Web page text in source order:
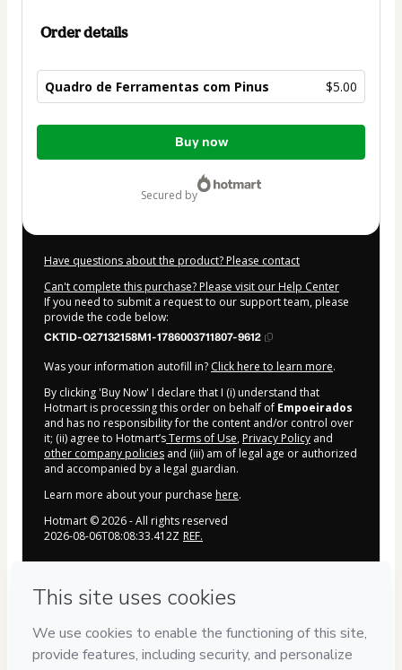
Order details
Quadro de Ferramentas com Pinus $5.00
Total
$5.00
Buy now
secured by
Have questions about the product? Please contact
Can't complete this purchase? Please visit our Help Center
If you need to submit a request to our support team, please
provide the code below:
CKTID-O27132158M1-1786003711807-9612
Was your information autofill in? Click here to learn more.
By clicking 'Buy Now' I declare that I (i) understand that
Hotmart is processing this order on behalf of Empoeirados
and has no responsibility for the content and/or control over
it; (ii) agree to Hotmart’sTerms of Use, Privacy Policy and
other company policies and (iii) am of legal age or authorized
and accompanied by a legal guardian.
Learn more about your purchase here.
Hotmart ©2026- All rights reserved
2026-08-06T08:08:33.412Z REF.